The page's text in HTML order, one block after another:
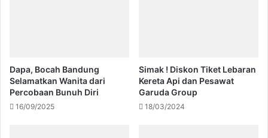
Dapa, Bocah Bandung
Selamatkan Wanita dari
Percobaan Bunuh Diri
16/09/2025
Simak ! Diskon Tiket Lebaran
Kereta Api dan Pesawat
Garuda Group
18/03/2024